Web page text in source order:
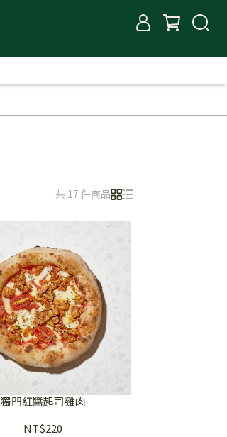
共 17 件商品
獨門紅醬起司雞肉
NT$220